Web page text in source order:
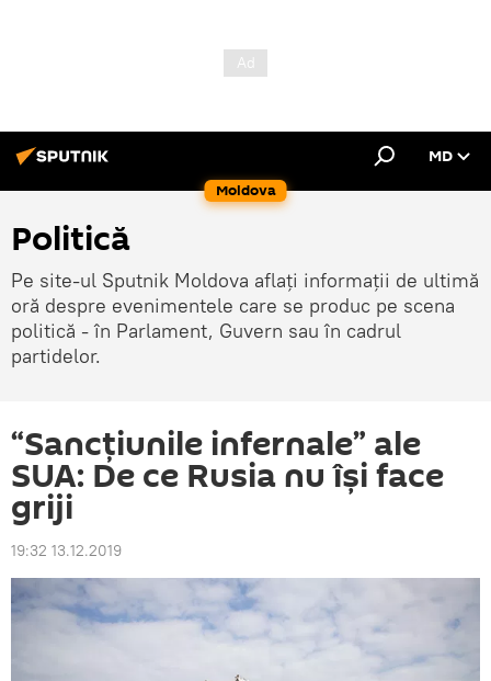
Moldova
MD
Politică
Pe site-ul Sputnik Moldova aflați informații de ultimă
oră despre evenimentele care se produc pe scena
politică - în Parlament, Guvern sau în cadrul
partidelor.
“Sancțiunile infernale” ale
SUA: De ce Rusia nu își face
griji
19:32 13.12.2019